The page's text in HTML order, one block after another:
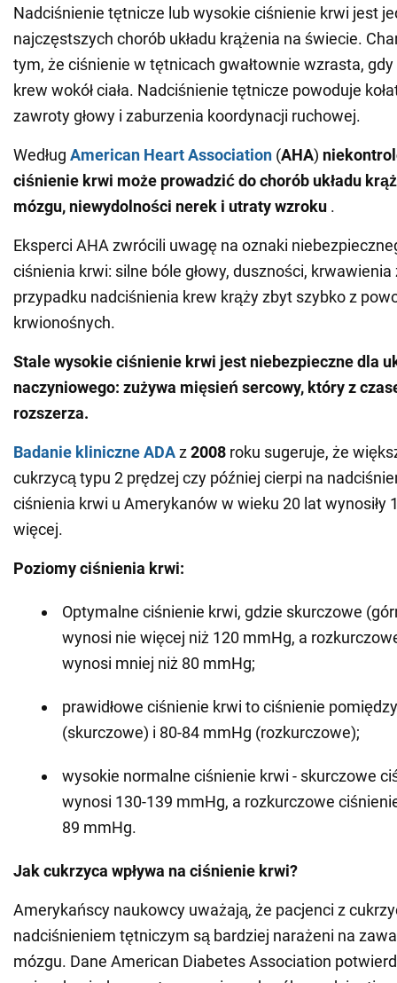
Nadciśnienie tętnicze lub wysokie ciśnienie krwi jest
najczęstszych chorób układu krążenia na świecie.
tym, że ciśnienie w tętnicach gwałtownie wzrasta,
krew wokół ciała. Nadciśnienie tętnicze powoduje
zawroty głowy i zaburzenia koordynacji ruchowej.
Według American Heart Association (AHA)
ciśnienie krwi może prowadzić do chorób układu
mózgu, niewydolności nerek i utraty wzroku .
Eksperci AHA zwrócili uwagę na oznaki
ciśnienia krwi: silne bóle głowy, duszności, krwawienia
przypadku nadciśnienia krew krąży zbyt szybko z
krwionośnych.
Stale wysokie ciśnienie krwi jest niebezpieczne dla
naczyniowego: zużywa mięsień sercowy, który z
rozszerza.
Badanie kliniczne ADAz2008 roku sugeruje, że
cukrzycą typu 2 prędzej czy później cierpi na
ciśnienia krwi u Amerykanów w wieku 20 lat wynosiły
więcej.
Poziomy ciśnienia krwi:
Optymalne ciśnienie krwi, gdzie skurczowe
wynosi nie więcej niż 120 mmHg, a
wynosi mniej niż 80 mmHg;
prawidłowe ciśnienie krwi to ciśnienie
(skurczowe) i 80-84 mmHg (rozkurczowe);
wysokie normalne ciśnienie krwi - skurczowe
wynosi 130-139 mmHg, a rozkurczowe
89 mmHg.
Jak cukrzyca wpływa na ciśnienie krwi?
Amerykańscy naukowcy uważają, że pacjenci z
nadciśnieniem tętniczym są bardziej narażeni na
mózgu. Dane American Diabetes Association